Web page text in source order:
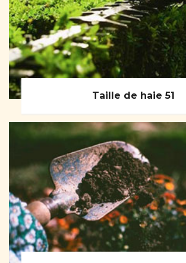
Taille de haie 51